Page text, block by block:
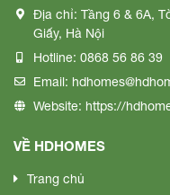
Địa chỉ: Tầng 6 & 6A,
Giấy, Hà Nội
Hotline: 0868 56 86 39
Email:
Website: https://
VỀ HDHOMES
Trang chủ